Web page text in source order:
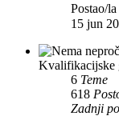
Postao/la
15 jun
Kvalifikacijske
6 Teme
618
Zadnji